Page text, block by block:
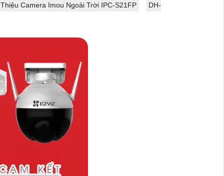
Camera Imou Ngoài Trời IPC-S21FP
DH-